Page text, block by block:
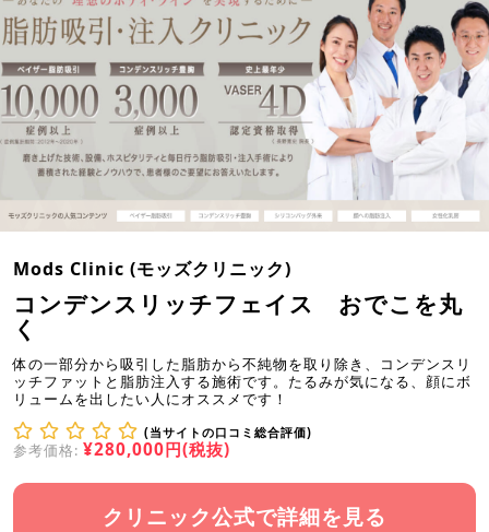
Mods Clinic (モッズクリニック)
コンデンスリッチフェイス おでこを丸
く
体の一部分から吸引した脂肪から不純物を取り除き、コンデンスリ
ッチファットと脂肪注入する施術です。たるみが気になる、顔にボ
リュームを出したい人にオススメです！
(当サイトの口コミ総合評価)
参考価格: ¥280,000円(税抜)
クリニック公式で詳細を見る